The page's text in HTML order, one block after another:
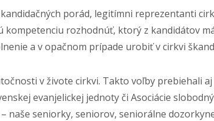
porád, legitímni reprezentanti
rozhodnúť, ktorý z kandidátov
a v opačnom prípade urobiť v cirkvi
v živote cirkvi. Takto voľby prebiehali aj
evanjelickej jednoty či Asociácie
naše seniorky, seniorov, seniorálne